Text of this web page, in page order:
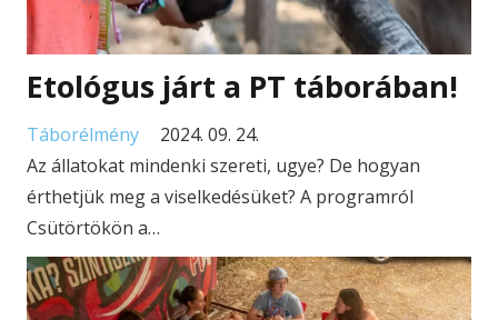
Etológus járt a PT táborában!
Táborélmény
2024. 09. 24.
Az állatokat mindenki szereti, ugye? De hogyan
érthetjük meg a viselkedésüket? A programról
Csütörtökön a…